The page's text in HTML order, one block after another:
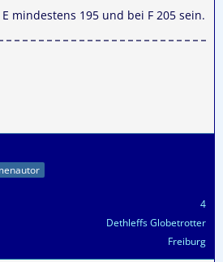
mindestens 195 und bei F 205 sein.
4
Dethleffs Globetrotter
Freiburg